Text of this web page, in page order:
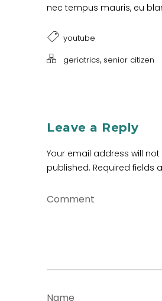
nec tempus mauris, eu
youtube
geriatrics, senior citizen
Leave a Reply
Your email address will not
published. Required fields